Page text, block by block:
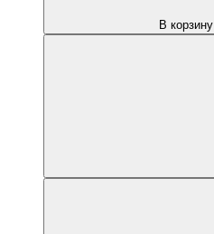
В корзину